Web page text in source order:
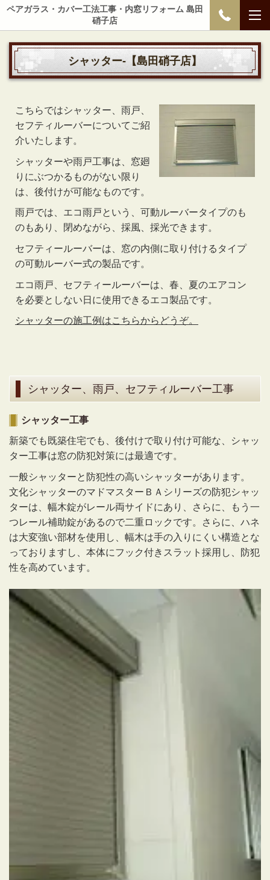
ペアガラス・カバー工法工事・内窓リフォーム 島田
硝子店
シャッター-【島田硝子店】
こちらではシャッター、雨戸、
セフティルーバーについてご紹
介いたします。
シャッターや雨戸工事は、窓廻
りにぶつかるものがない限り
は、後付けが可能なものです。
雨戸では、エコ雨戸という、可動ルーバータイプのも
のもあり、閉めながら、採風、採光できます。
セフティールーバーは、窓の内側に取り付けるタイプ
の可動ルーバー式の製品です。
エコ雨戸、セフティールーバーは、春、夏のエアコン
を必要としない日に使用できるエコ製品です。
シャッターの施工例はこちらからどうぞ。
シャッター、雨戸、セフティルーバー工事
シャッター工事
新築でも既築住宅でも、後付けで取り付け可能な、シャッ
ター工事は窓の防犯対策には最適です。
一般シャッターと防犯性の高いシャッターがあります。
文化シャッターのマドマスターＢＡシリーズの防犯シャッ
ターは、幅木錠がレール両サイドにあり、さらに、もう一
つレール補助錠があるので二重ロックです。さらに、ハネ
は大変強い部材を使用し、幅木は手の入りにくい構造とな
っておりますし、本体にフック付きスラット採用し、防犯
性を高めています。